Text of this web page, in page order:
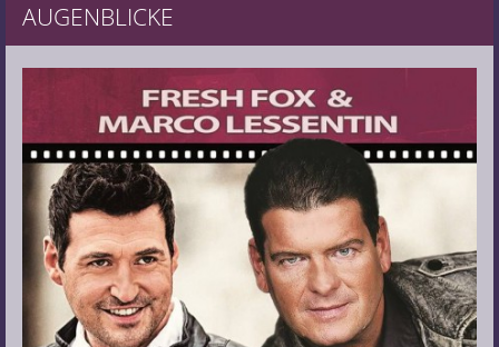
AUGENBLICKE